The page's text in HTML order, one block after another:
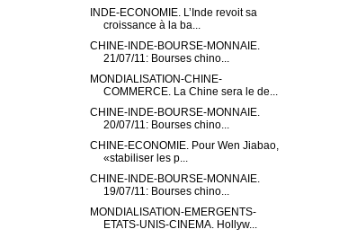
INDE-ECONOMIE. L’Inde revoit sa
croissance à la ba...
CHINE-INDE-BOURSE-MONNAIE.
21/07/11: Bourses chino...
MONDIALISATION-CHINE-
COMMERCE. La Chine sera le de...
CHINE-INDE-BOURSE-MONNAIE.
20/07/11: Bourses chino...
CHINE-ECONOMIE. Pour Wen Jiabao,
«stabiliser les p...
CHINE-INDE-BOURSE-MONNAIE.
19/07/11: Bourses chino...
MONDIALISATION-EMERGENTS-
ETATS-UNIS-CINEMA. Hollyw...